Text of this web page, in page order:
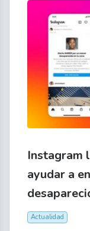
Instagram
ayudar a
Actualidad